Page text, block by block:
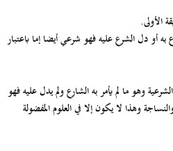
الأولى.
أو دل الشرع عليه فهو شرعي أيضا إما باعتبار
وهو ما لم يأمر به الشارع ولم يدل عليه فهو
وهذا لا يكون إلا في العلوم المفضولة